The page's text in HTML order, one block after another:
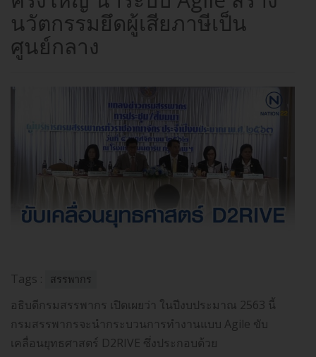
นวัตกรรมยึดผู้เสียภาษีเป็น
ศูนย์กลาง
Tags : สรรพากร
อธิบดีกรมสรรพากร เปิดเผยว่า ในปีงบประมาณ 2563 นี้
กรมสรรพากรจะนำกระบวนการทำงานแบบ Agile ขับ
เคลื่อนยุทธศาสตร์ D2RIVE ซึ่งประกอบด้วย